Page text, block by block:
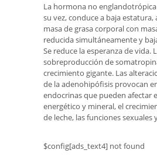
La hormona no
su vez, conduce a baja
masa de grasa corporal con
reducida simultáneamente y
Se reduce la esperanza de vida.
sobreproducción de
crecimiento gigante. Las
de la adenohipófisis provocan
endocrinas que pueden afectar
energético y mineral, el
de leche, las funciones sexuales
$config[ads_text4] not found